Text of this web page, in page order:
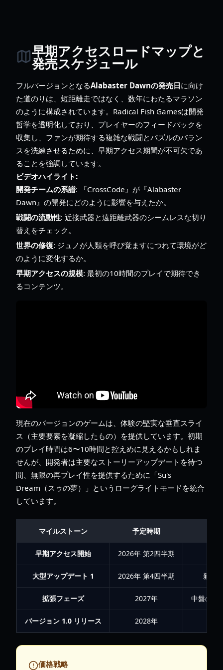
早期アクセスロードマップと
発売スケジュール
フルバージョンとなるAlabaster Dawnの発売日に向け
た道のりは、短距離走ではなく、数年にわたるマラソン
のように構成されています。Radical Fish Gamesは開発
哲学を透明化しており、プレイヤーのフィードバックを
収集し、ファンが期待する複雑な戦闘とパズルのバラン
スを洗練させるために、早期アクセス期間が不可欠であ
ることを強調しています。
ビデオハイライト:
開発チームの系譜: 『CrossCode』が『Alabaster
Dawn』の開発にどのように影響を与えたか。
戦闘の流動性: 近接武器と遠距離武器のシームレスな切り
替えをチェック。
世界の修復: ジュノが人類を呼び覚ますにつれて環境がど
のように変化するか。
早期アクセスの規模: 最初の10時間のプレイで期待でき
るコンテンツ。
現在のバージョンのゲームは、体験の堅実な垂直スライ
ス（主要要素を凝縮したもの）を提供しています。初期
のプレイ時間は6〜10時間と控えめに見えるかもしれま
せんが、開発者は主要なストーリーアップデートを待つ
間、無限の再プレイ性を提供するために「Su's
Dream（スゥの夢）」というローグライトモードを統合
しています。
マイルストーン 予定時期
早期アクセス開始 2026年 第2四半期
大型アップデート 1 2026年 第4四半期 新し
拡張フェーズ 2027年 中盤のス
バージョン 1.0 リリース 2028年
価格戦略